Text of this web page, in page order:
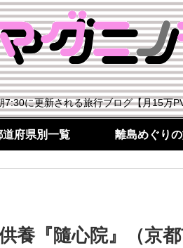
7:30に更新される旅行ブログ【月15万
道府県別一覧 離島めぐり
養『隨心院』（京都